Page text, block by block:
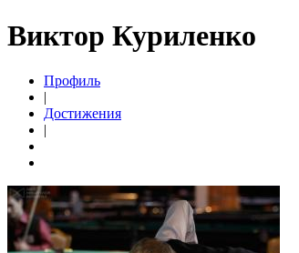
Виктор Куриленко
Профиль
|
Достижения
|